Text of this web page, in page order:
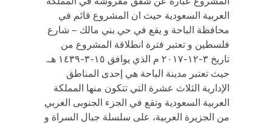
العربية السعودية حيث ان المشروع قائم في
محافظة الباحة و يقع في حي بني مالك – شارع
فلسطين و تعتبر فترة انطلاقة المشروع من
تاريخ ٣-١٢-٢٠١٧ م الذي يوافق ١٥-٣-١٤٣٩ هـ.
حيث تعتبر مدينة الباحة هي إحدى المناطق
الإدارية الثلاث عشرة التي تتكون منها المملكة
العربية السعودية وتقع في الجزء الجنوبى الغربي
من الجزيرة العربية، على سلسلة جبال السراة و